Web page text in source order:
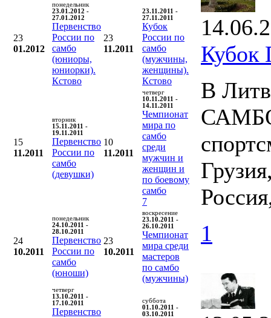
23
01.2012
понедельник
23.01.2012 -
27.01.2012
Первенство
России по
самбо
(юниоры,
юниорки).
Кстово
23
11.2011
23.11.2011 -
27.11.2011
Кубок
России по
самбо
(мужчины,
женщины).
Кстово
15
11.2011
вторник
15.11.2011 -
19.11.2011
Первенство
России по
самбо
(девушки)
10
11.2011
четверг
10.11.2011 -
14.11.2011
Чемпионат
мира по
самбо
среди
мужчин и
женщин и
по боевому
самбо
7
24
10.2011
понедельник
24.10.2011 -
28.10.2011
Первенство
России по
самбо
(юноши)
23
10.2011
воскресение
23.10.2011 -
26.10.2011
Чемпионат
мира среди
мастеров
по самбо
(мужчины)
четверг
13.10.2011 -
17.10.2011
Первенство
суббота
01.10.2011 -
03.10.2011
В
1